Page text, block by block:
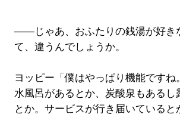
――じゃあ、おふたりの銭湯が好き
て、違うんでしょうか。
ヨッピー「僕はやっぱり機能ですね
水風呂があるとか、炭酸泉もあるし
とか。サービスが行き届いていると